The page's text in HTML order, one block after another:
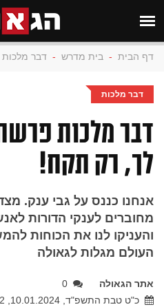
דף הבית - בית מדרש - דבר מלכות
דבר מלכות
דבר מלכות
לך, רק תקח!
אנחנו כננס על גבי ענק.
מחוברים לענקי הדורות
והעניקו לנו את הכוחות
העולם מגלות לגאולה
אתר הגאולה
0
כ"ט טבת התשפ"ד, 10.01.2024, 13:52